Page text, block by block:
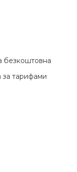
безкоштовна
за тарифами